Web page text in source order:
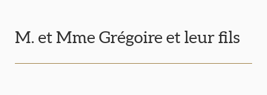
M. et Mme Grégoire et leur fils